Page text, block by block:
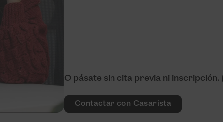
O pásate sin cita previa ni inscripción.
Contactar con Casarista